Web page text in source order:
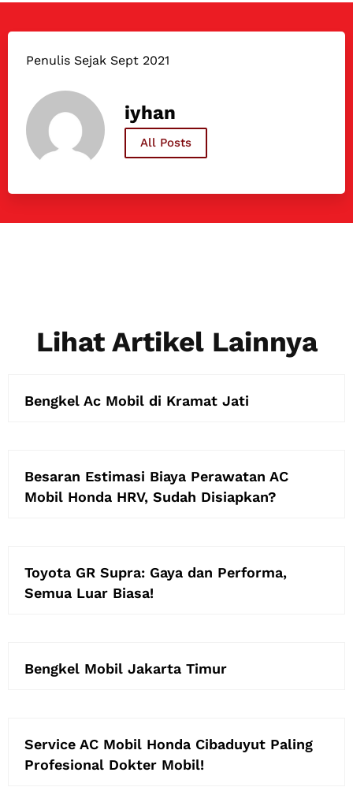
Penulis Sejak Sept 2021
iyhan
All Posts
Lihat Artikel Lainnya
Bengkel Ac Mobil di Kramat Jati
Besaran Estimasi Biaya Perawatan AC
Mobil Honda HRV, Sudah Disiapkan?
Toyota GR Supra: Gaya dan Performa,
Semua Luar Biasa!
Bengkel Mobil Jakarta Timur
Service AC Mobil Honda Cibaduyut Paling
Profesional Dokter Mobil!